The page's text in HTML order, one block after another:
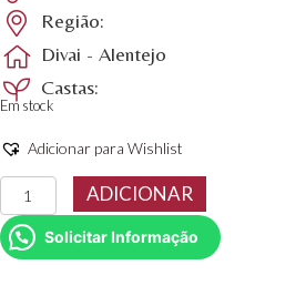
Região:
Divai - Alentejo
Castas:
Em stock
Adicionar para Wishlist
Quantidade
de
Vinho
Divai
ADICIONAR
Solicitar Informação